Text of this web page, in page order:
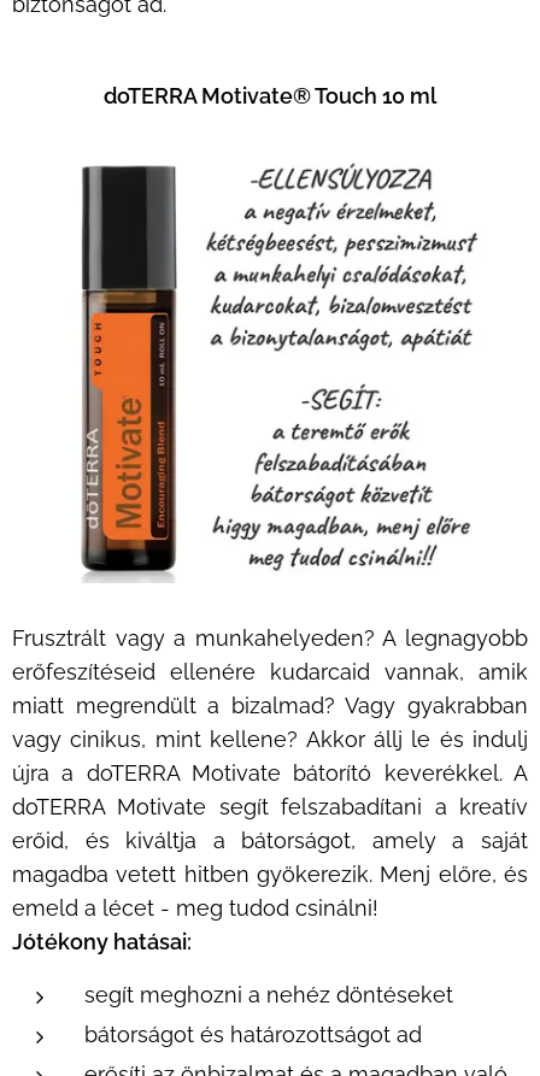
doTERRA Motivate® Touch 10 ml
Frusztrált vagy a munkahelyeden? A legnagyobb
erőfeszítéseid ellenére kudarcaid vannak, amik
miatt megrendült a bizalmad? Vagy gyakrabban
vagy cinikus, mint kellene? Akkor állj le és indulj
újra a doTERRA Motivate bátorító keverékkel. A
doTERRA Motivate segít felszabadítani a kreatív
erőid, és kiváltja a bátorságot, amely a saját
magadba vetett hitben gyökerezik. Menj előre, és
emeld a lécet - meg tudod csinálni!
Jótékony hatásai:
segít meghozni a nehéz döntéseket
bátorságot és határozottságot ad